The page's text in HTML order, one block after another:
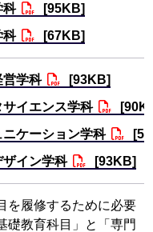
科
[95KB]
科
[67KB]
営学科
[93KB]
サイエンス学科
ニケーション学科
ザイン学科
[93KB]
を履修するために必要
礎教育科目」と「専門